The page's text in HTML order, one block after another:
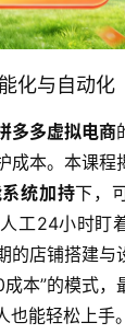
化与自动化
多多虚拟电商
成本。本课程
统加持下，
工24小时盯
的店铺搭建与
本”的模式，
能轻松上手。